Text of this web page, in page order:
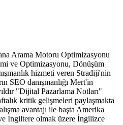
Arama Motoru Optimizasyonu
ve Optimizasyonu, Dönüşüm
hizmeti veren Stradiji'nin
SEO danışmanlığı Mert'in
"Dijital Pazarlama Notları"
kritik gelişmeleri paylaşmakta
avantajı ile başta Amerika
İngiltere olmak üzere İngilizce